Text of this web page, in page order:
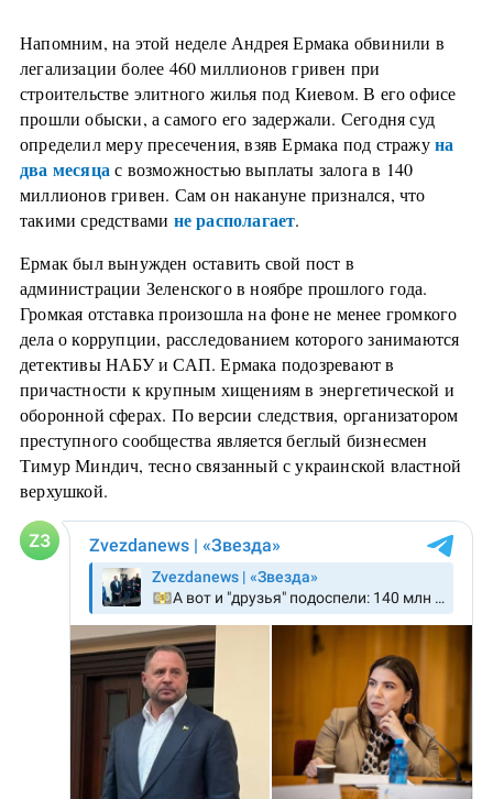
Напомним, на этой неделе Андрея Ермака обвинили в
легализации более 460 миллионов гривен при
строительстве элитного жилья под Киевом. В его офисе
прошли обыски, а самого его задержали. Сегодня суд
определил меру пресечения, взяв Ермака под стражуна
два месяцас возможностью выплаты залога в 140
миллионов гривен. Сам он накануне признался, что
такими средствами не располагает.
Ермак был вынужден оставить свой пост в
администрации Зеленского в ноябре прошлого года.
Громкая отставка произошла на фоне не менее громкого
дела о коррупции, расследованием которого занимаются
детективы НАБУ и САП. Ермака подозревают в
причастности к крупным хищениям в энергетической и
оборонной сферах. По версии следствия, организатором
преступного сообщества является беглый бизнесмен
Тимур Миндич, тесно связанный с украинской властной
верхушкой.